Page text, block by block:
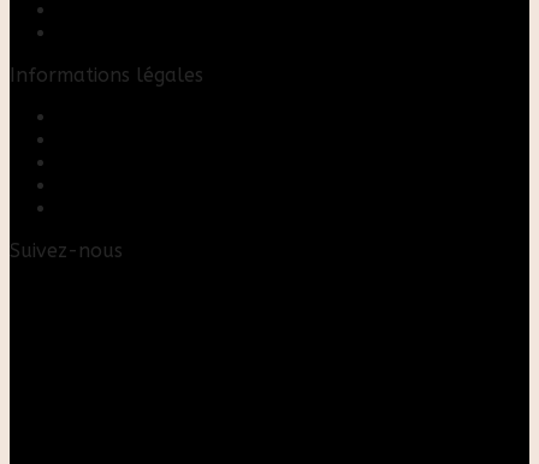
Informations légales
Suivez-nous